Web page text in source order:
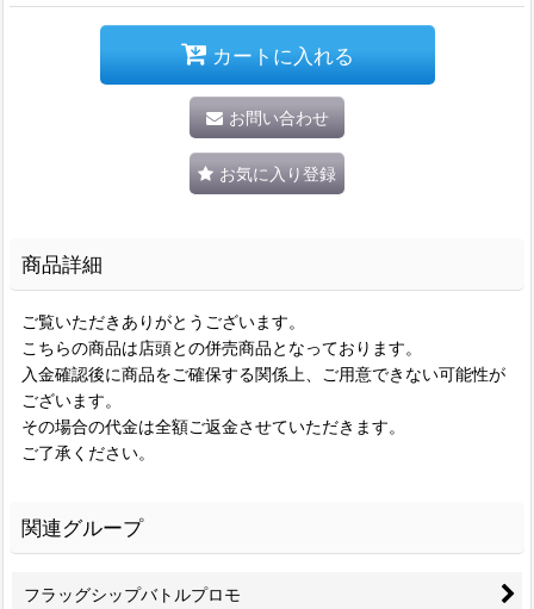
カートに入れる
お問い合わせ
お気に入り登録
商品詳細
ご覧いただきありがとうございます。
こちらの商品は店頭との併売商品となっております。
入金確認後に商品をご確保する関係上、ご用意できない可能性が
ございます。
その場合の代金は全額ご返金させていただきます。
ご了承ください。
関連グループ
フラッグシップバトルプロモ